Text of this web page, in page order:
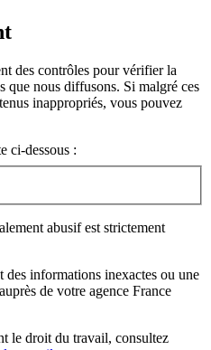
des contrôles pour vérifier la
que nous diffusons. Si malgré ces
inappropriés, vous pouvez
ci-dessous :
abusif est strictement
des informations inexactes ou une
de votre agence France
le droit du travail, consultez